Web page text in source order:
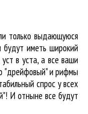
только выдающуюся
будут иметь широкий
в уста, а все ваши
"дрейфовый" и рифмы
спрос у всех
И отныне все будут